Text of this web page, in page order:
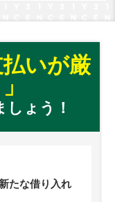
払いが厳
ょう！
たな借り入れ